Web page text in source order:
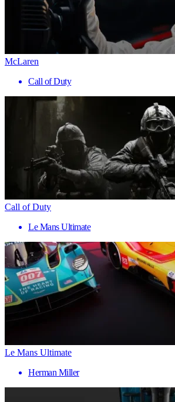
McLaren
Call of Duty
Call of Duty
Le Mans Ultimate
Le Mans Ultimate
Herman Miller